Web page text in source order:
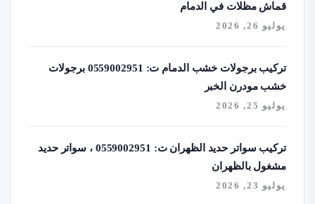
قماش مظلات في الدمام
يوليو 26, 2026
تركيب برجولات خشب الدمام ت: 0559002951 برجولات
خشب مودرن الخبر
يوليو 25, 2026
تركيب سواتر حديد الظهران ت: 0559002951 ، سواتر حديد
مشغول بالظهران
يوليو 23, 2026